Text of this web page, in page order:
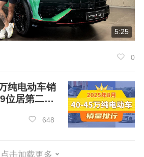
的车型有 领克09新能源，领
为777台，在榜单中位列第10
一体车销量排行榜中，10月
级、宝马X3车型展现了出色的
量遥遥领先，赢得了众多消
您近期有购买一款35-40万手自
5:25
0
纯电动车销
位居第二，
648
点击加载更多